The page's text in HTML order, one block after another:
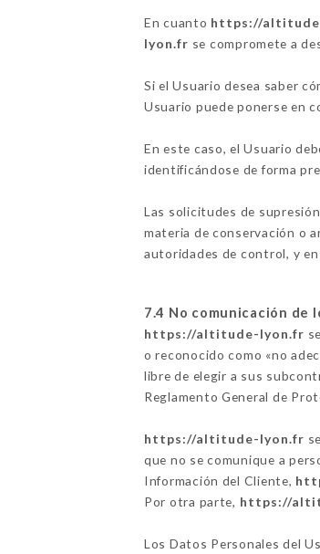
En cuanto https://
lyon.fr se compromete a
Si el Usuario desea saber
Usuario puede ponerse en
En este caso, el Usuario
identificándose de forma
Las solicitudes de
materia de conservación o
autoridades de control, y
7.4 No comunicación de
https://altitude-lyon.fr
o reconocido como «no
libre de elegir a sus
Reglamento General de
https://altitude-lyon.fr
que no se comunique a
Información del Cliente,
Por otra parte, https://
Los Datos Personales del